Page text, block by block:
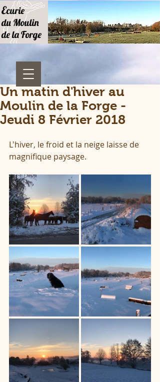
Ecurie
du Moulin
de la Forge
Un matin d'hiver au
Moulin de la Forge -
Jeudi 8 Février 2018
L'hiver, le froid et la neige laisse de
magnifique paysage.